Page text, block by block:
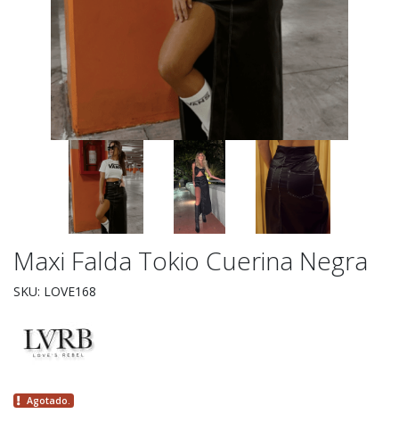
Maxi Falda Tokio Cuerina Negra
SKU: LOVE168
Agotado.